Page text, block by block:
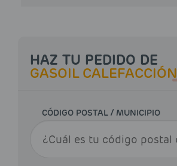
HAZ TU PEDIDO DE
GASOIL CALEFACCIÓN
CÓDIGO POSTAL / MUNICIPIO